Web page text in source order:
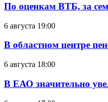
По оценкам ВТБ, за
6 августа 19:00
В областном центре
6 августа 18:00
В ЕАО значительно